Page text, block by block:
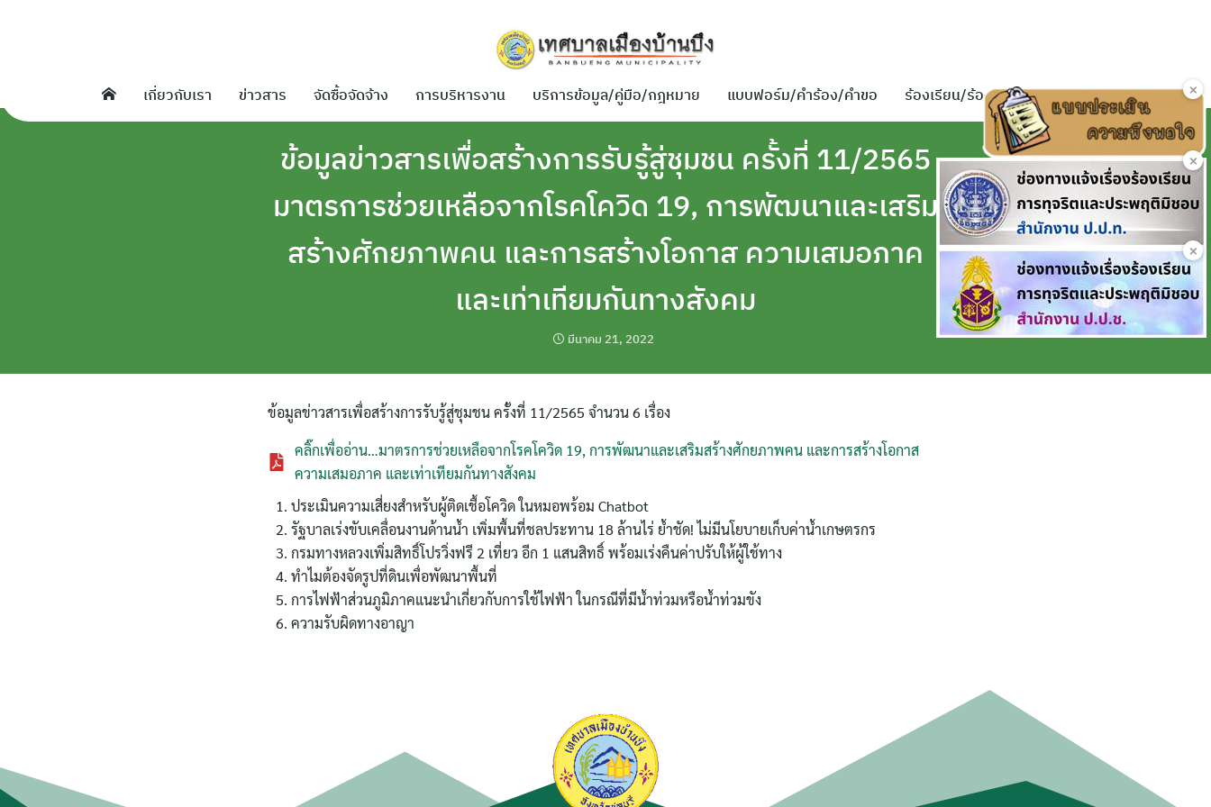
เกี่ยวกับเรา ข่าวสาร จัดซื้อจัดจ้าง การบริหารงาน บริการข้อมูล/คู่มือ/กฎหมาย แบบฟอร์ม/คำร้อง/คำขอ ร้องเรียน/ร้องทุกข์ ติดต่อเรา
ค้นหา
สำหรับ:
ข้อมูลข่าวสารเพื่อสร้างการรับรู้สู่ชุมชน ครั้งที่ 11/2565
มาตรการช่วยเหลือจากโรคโควิด 19, การพัฒนาและเสริม
สร้างศักยภาพคน และการสร้างโอกาส ความเสมอภาค
และเท่าเทียมกันทางสังคม
มีนาคม 21, 2022
ข้อมูลข่าวสารเพื่อสร้างการรับรู้สู่ชุมชน ครั้งที่ 11/2565 จำนวน 6 เรื่อง
คลิ๊กเพื่ออ่าน…มาตรการช่วยเหลือจากโรคโควิด 19, การพัฒนาและเสริมสร้างศักยภาพคน และการสร้างโอกาส
ความเสมอภาค และเท่าเทียมกันทางสังคม
ประเมินความเสี่ยงสำหรับผู้ติดเชื้อโควิด ในหมอพร้อม Chatbot
รัฐบาลเร่งขับเคลื่อนงานด้านน้ำ เพิ่มพื้นที่ชลประทาน 18 ล้านไร่ ย้ำชัด! ไม่มีนโยบายเก็บค่าน้ำเกษตรกร
กรมทางหลวงเพิ่มสิทธิ์โปรวิ่งฟรี 2 เที่ยว อีก 1 แสนสิทธิ์ พร้อมเร่งคืนค่าปรับให้ผู้ใช้ทาง
ทำไมต้องจัดรูปที่ดินเพื่อพัฒนาพื้นที่
การไฟฟ้าส่วนภูมิภาคแนะนำเกี่ยวกับการใช้ไฟฟ้า ในกรณีที่มีน้ำท่วมหรือน้ำท่วมขัง
ความรับผิดทางอาญา
×
×
×